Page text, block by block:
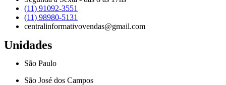
(11) 91092-3551
(11) 98980-5131
centralinformativovendas@gmail.com
Unidades
São Paulo
São José dos Campos